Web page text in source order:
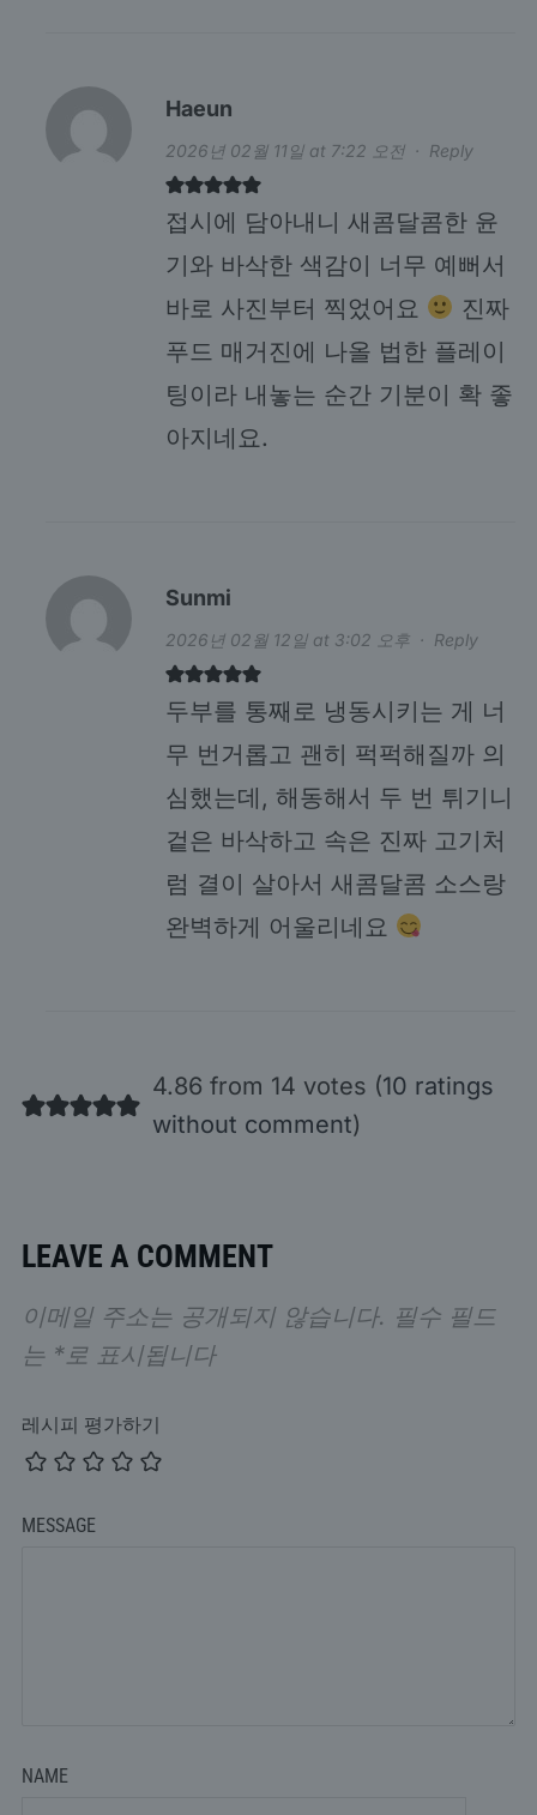
Haeun
2026년 02월 11일 at 7:22 오전· Reply
접시에 담아내니 새콤달콤한 윤
기와 바삭한 색감이 너무 예뻐서
바로 사진부터 찍었어요
진짜
푸드 매거진에 나올 법한 플레이
팅이라 내놓는 순간 기분이 확 좋
아지네요.
Sunmi
2026년 02월 12일 at 3:02 오후· Reply
두부를 통째로 냉동시키는 게 너
무 번거롭고 괜히 퍽퍽해질까 의
심했는데, 해동해서 두 번 튀기니
겉은 바삭하고 속은 진짜 고기처
럼 결이 살아서 새콤달콤 소스랑
완벽하게 어울리네요
4.86 from 14 votes (10 ratings
without comment)
LEAVE A COMMENT
이메일 주소는 공개되지 않습니다. 필수 필드
는 *로 표시됩니다
레시피 평가하기
MESSAGE
NAME